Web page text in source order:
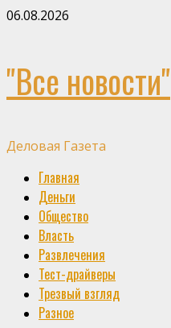
Skip
06.08.2026
"Все новости"
Деловая Газета
Primary
Menu
Главная
Деньги
Общество
Власть
Развлечения
Тест-драйверы
Трезвый взгляд
Разное